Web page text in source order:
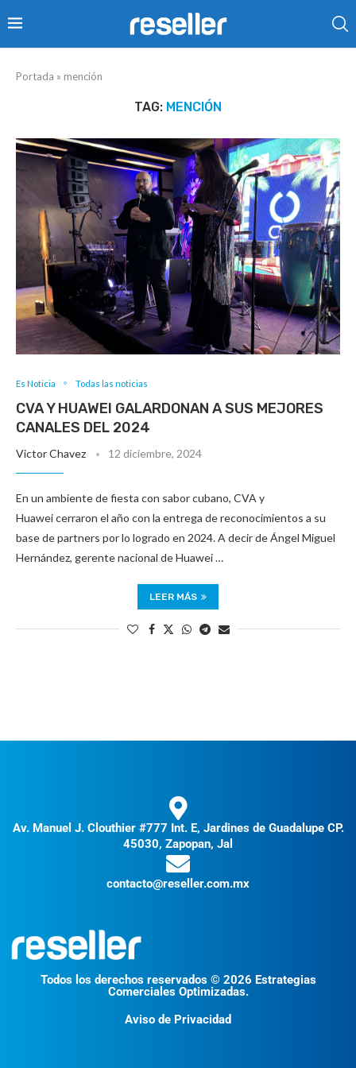
Portada » mención
TAG: MENCIÓN
Es Noticia Todas las noticias
CVA Y HUAWEI GALARDONAN A SUS MEJORES
CANALES DEL 2024
Victor Chavez 12 diciembre, 2024
En un ambiente de fiesta con sabor cubano, CVA y
Huawei cerraron el año con la entrega de reconocimientos a su
base de partners por lo logrado en 2024. A decir de Ángel Miguel
Hernández, gerente nacional de Huawei …
LEER MÁS
Av. Manuel J. Clouthier #777 Int. E, Jardines de Guadalupe CP.
45030, Zapopan, Jal
contacto@reseller.com.mx
Todos los derechos reservados © 2026 Estrategias
Comerciales Optimizadas.
Aviso de Privacidad